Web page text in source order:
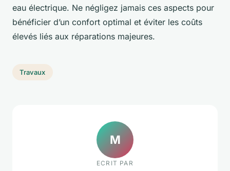
eau électrique. Ne négligez jamais ces aspects pour
bénéficier d’un confort optimal et éviter les coûts
élevés liés aux réparations majeures.
Travaux
M
ECRIT PAR